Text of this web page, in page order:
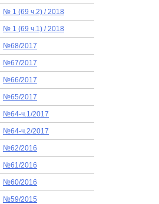
№ 1 (69 ч.2) / 2018
№ 1 (69 ч.1) / 2018
№68/2017
№67/2017
№66/2017
№65/2017
№64-ч.1/2017
№64-ч.2/2017
№62/2016
№61/2016
№60/2016
№59/2015